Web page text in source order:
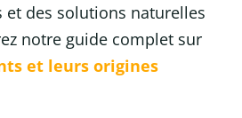
et des solutions naturelles
notre guide complet sur
et leurs origines